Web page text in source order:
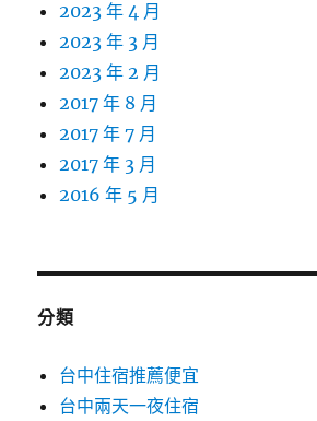
2023 年 4 月
2023 年 3 月
2023 年 2 月
2017 年 8 月
2017 年 7 月
2017 年 3 月
2016 年 5 月
分類
台中住宿推薦便宜
台中兩天一夜住宿